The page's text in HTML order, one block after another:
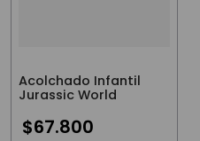
Acolchado Infantil
Jurassic World
$67.800